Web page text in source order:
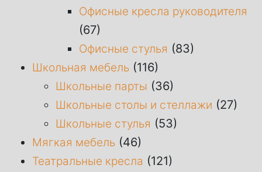
Офисные кресла руководителя
(67)
Офисные стулья (83)
Школьная мебель (116)
Школьные парты (36)
Школьные столы и стеллажи (27)
Школьные стулья (53)
Мягкая мебель (46)
Театральные кресла (121)